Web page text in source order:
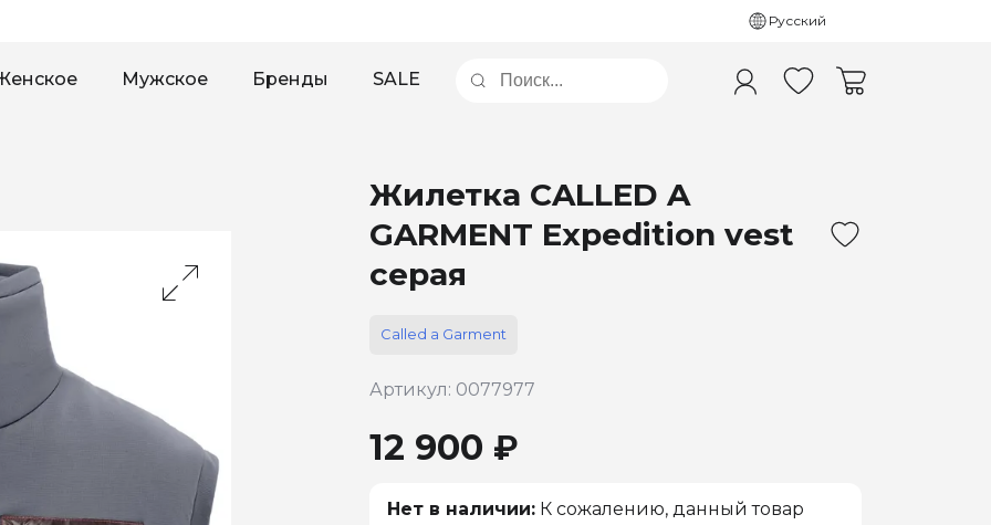
Русский
Мужское Бренды SALE
Жилетка CALLED A
GARMENT Expedition vest
серая
Called a Garment
Артикул: 0077977
12 900 ₽
Нет в наличии: К сожалению, данный товар